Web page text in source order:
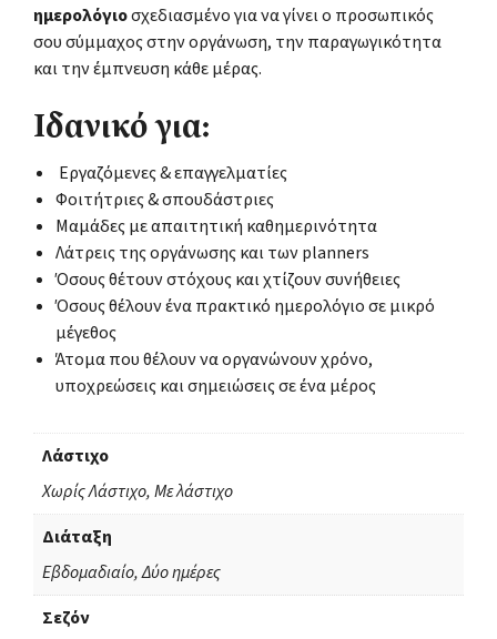
ημερολόγιοσχεδιασμένο για να γίνει ο προσωπικός
σου σύμμαχος στην οργάνωση, την παραγωγικότητα
και την έμπνευση κάθε μέρας.
Ιδανικό για:
Εργαζόμενες & επαγγελματίες
Φοιτήτριες & σπουδάστριες
Μαμάδες με απαιτητική καθημερινότητα
Λάτρεις της οργάνωσης και των planners
Όσους θέτουν στόχους και χτίζουν συνήθειες
Όσους θέλουν ένα πρακτικό ημερολόγιο σε μικρό
μέγεθος
Άτομα που θέλουν να οργανώνουν χρόνο,
υποχρεώσεις και σημειώσεις σε ένα μέρος
Λάστιχο
Χωρίς Λάστιχο, Με λάστιχο
Διάταξη
Εβδομαδιαίο, Δύο ημέρες
Σεζόν